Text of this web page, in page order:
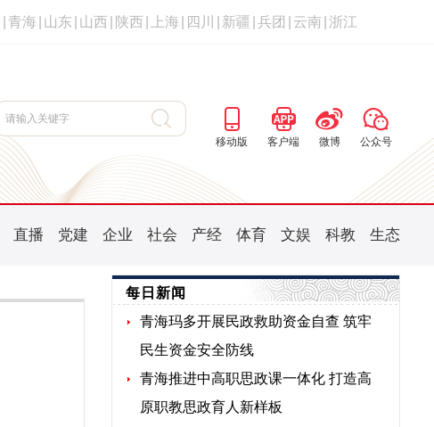
青海 山东 山西 陕西 上海 四川 新疆 兵团 云南 浙江
移动版 客户端 微博 公众号
直播 党建 企业 社会 产经 体育 文娱 科教 生态
每日新闻
青海玛多开展民政救助资金自查 筑牢
民生资金安全防线
青海推进中高职思政课一体化 打造高
原职教思政育人新样板